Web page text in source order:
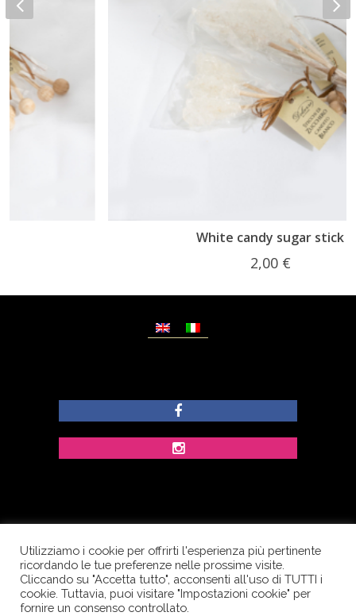
White candy sugar stick
© Copyright Dolcezze di Ferrentino A. - P.IVA
IT02609400656 - Tutti i diritti riservati.
Corso Palatucci, 65 - 84013 Cava de’ Tirreni (SA) -
Utilizziamo i cookie per offrirti l'esperienza più pertinente
ricordando le tue preferenze nelle prossime visite.
Cliccando su "Accetta tutto", acconsenti all'uso di TUTTI i
cookie. Tuttavia, puoi visitare "Impostazioni cookie" per
fornire un consenso controllato.